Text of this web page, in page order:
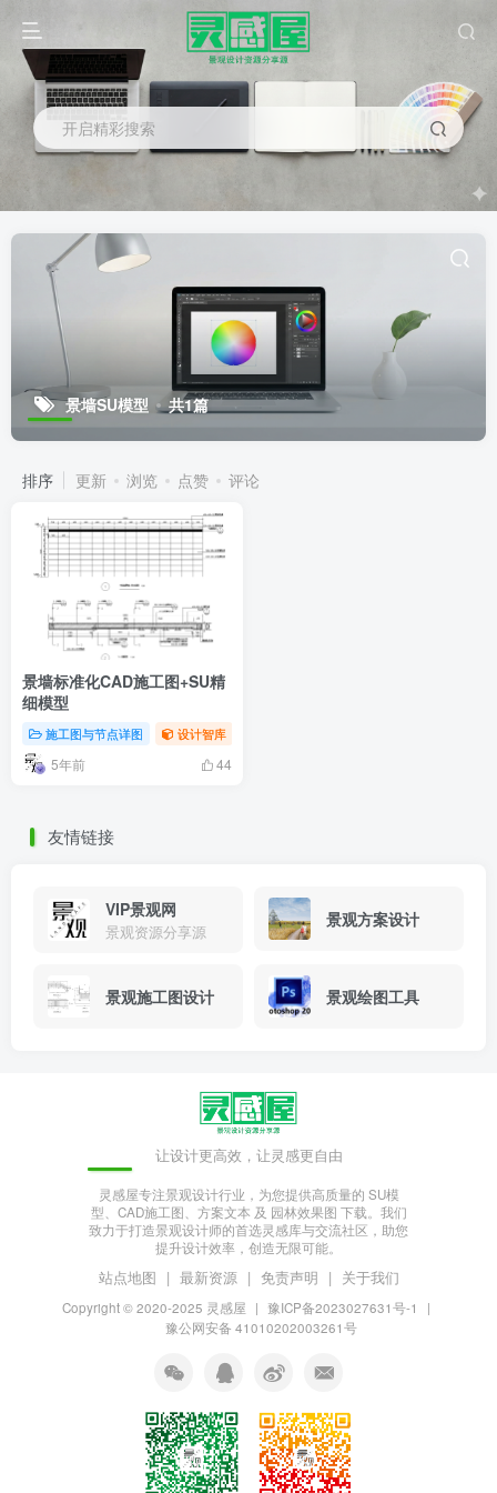
开启精彩搜索
景墙SU模型 共1篇
排序 更新 浏览 点赞 评论
景墙标准化CAD施工图+SU精
细模型
施工图与节点详图 设计智库
5年前 44
友情链接
VIP景观网
景观资源分享源
景观方案设计
景观施工图设计 景观绘图工具
让设计更高效，让灵感更自由
灵感屋专注景观设计行业，为您提供高质量的 SU模
型、CAD施工图、方案文本 及 园林效果图 下载。我们
致力于打造景观设计师的首选灵感库与交流社区，助您
提升设计效率，创造无限可能。
站点地图 | 最新资源 | 免责声明 | 关于我们
Copyright © 2020-2025 灵感屋 | 豫ICP备2023027631号-1
|
豫公网安备 41010202003261号